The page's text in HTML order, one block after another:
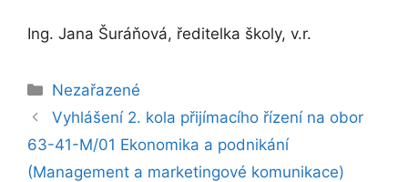
Ing. Jana Šuráňová, ředitelka školy, v.r.
Rubriky
Nezařazené
Vyhlášení 2. kola přijímacího řízení na obor
63-41-M/01 Ekonomika a podnikání
(Management a marketingové komunikace)